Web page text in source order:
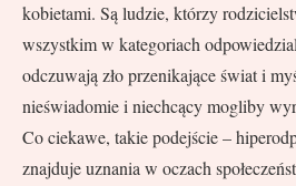
kobietami. Są ludzie, którzy
wszystkim w kategoriach
odczuwają zło przenikające świat i
nieświadomie i niechcący mogliby
Co ciekawe, takie podejście –
znajduje uznania w oczach